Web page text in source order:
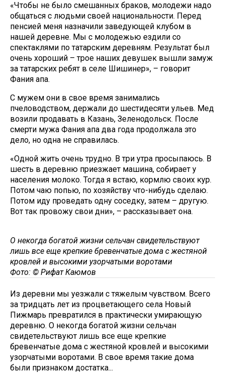
«Чтобы не было смешанных браков, молодежи надо
общаться с людьми своей национальности. Перед
пенсией меня назначили заведующей клубом в
нашей деревне. Мы с молодежью ездили со
спектаклями по татарским деревням. Результат был
очень хороший – трое наших девушек вышли замуж
за татарских ребят в селе Шишинер», – говорит
Фания апа.
С мужем они в свое время занимались
пчеловодством, держали до шестидесяти ульев. Мед
возили продавать в Казань, Зеленодольск. После
смерти мужа Фания апа два года продолжала это
дело, но одна не справилась.
«Одной жить очень трудно. В три утра просыпаюсь. В
шесть в деревню приезжает машина, собирает у
населения молоко. Тогда я встаю, кормлю своих кур.
Потом чаю попью, по хозяйству что-нибудь сделаю.
Потом иду проведать одну соседку, затем – другую.
Вот так провожу свои дни», – рассказывает она.
О некогда богатой жизни сельчан свидетельствуют
лишь все еще крепкие бревенчатые дома с жестяной
кровлей и высокими узорчатыми воротами
Фото: © Рифат Каюмов
Из деревни мы уезжали с тяжелым чувством. Всего
за тридцать лет из процветающего села Новый
Пижмарь превратился в практически умирающую
деревню. О некогда богатой жизни сельчан
свидетельствуют лишь все еще крепкие
бревенчатые дома с жестяной кровлей и высокими
узорчатыми воротами. В свое время такие дома
были признаком достатка...